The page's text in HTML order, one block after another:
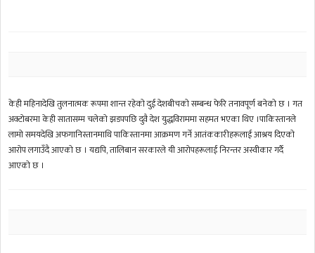
केही महिनादेखि तुलनात्मक रूपमा शान्त रहेको दुई देशबीचको सम्बन्ध फेरि तनावपूर्ण बनेको छ । गत
अक्टोबरमा केही सातासम्म चलेको झडपपछि दुवै देश युद्धविराममा सहमत भएका थिए ।पाकिस्तानले
लामो समयदेखि अफगानिस्तानमाथि पाकिस्तानमा आक्रमण गर्ने आतंककारीहरूलाई आश्रय दिएको
आरोप लगाउँदै आएको छ । यद्यपि, तालिबान सरकारले यी आरोपहरूलाई निरन्तर अस्वीकार गर्दै
आएको छ ।